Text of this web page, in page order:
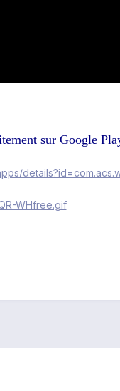
sur Google